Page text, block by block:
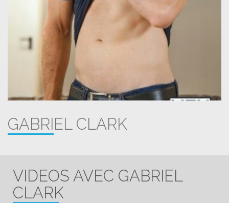
GABRIEL CLARK
VIDEOS AVEC GABRIEL
CLARK